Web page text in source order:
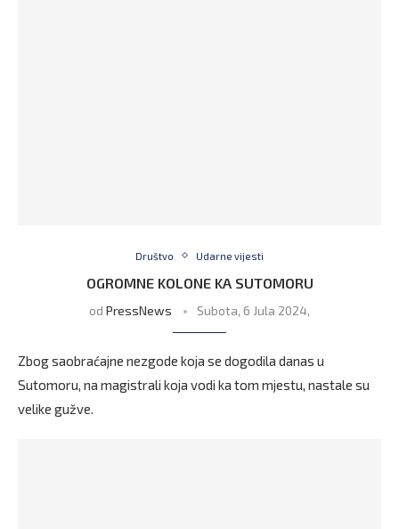
Društvo Udarne vijesti
OGROMNE KOLONE KA SUTOMORU
od PressNews Subota, 6 Jula 2024,
Zbog saobraćajne nezgode koja se dogodila danas u
Sutomoru, na magistrali koja vodi ka tom mjestu, nastale su
velike gužve.